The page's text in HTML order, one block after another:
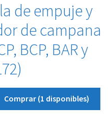
de empuje y
de campana
BCP, BAR y
Comprar (1 disponibles)